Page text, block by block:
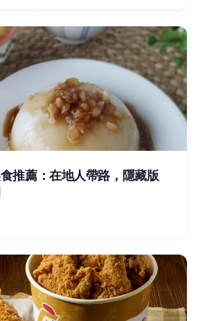
推薦：在地人帶路，隱藏版